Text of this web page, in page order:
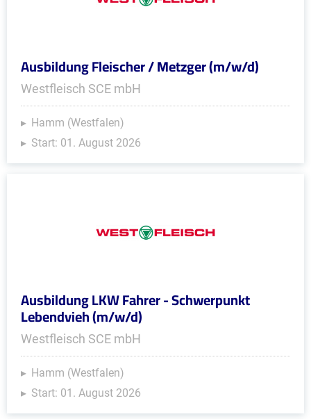
Ausbildung Fleischer / Metzger (m/w/d)
Westfleisch SCE mbH
Hamm (Westfalen)
Start: 01. August 2026
Ausbildung LKW Fahrer - Schwerpunkt
Lebendvieh (m/w/d)
Westfleisch SCE mbH
Hamm (Westfalen)
Start: 01. August 2026